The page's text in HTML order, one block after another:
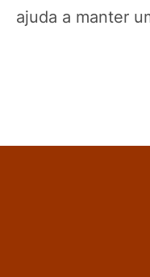
ajuda a manter